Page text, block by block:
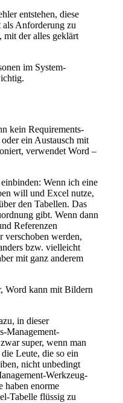
entstehen, diese
als Anforderung zu
mit der alles geklärt
im System-
kein Requirements-
ein Austausch mit
verwendet Word –
Wenn ich eine
will und Excel nutze,
den Tabellen. Das
gibt. Wenn dann
Referenzen
verschoben werden,
bzw. vielleicht
mit ganz anderem
Word kann mit Bildern
in dieser
Management-
super, wenn man
Leute, die so ein
nicht unbedingt
Werkzeug-
haben enorme
Tabelle flüssig zu